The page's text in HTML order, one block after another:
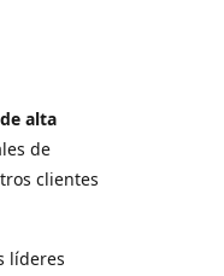
alta
de
clientes
líderes